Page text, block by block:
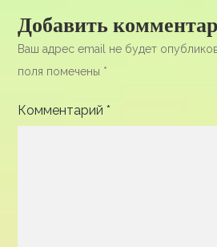
Добавить
Ваш адрес email не будет
поля помечены *
Комментарий*